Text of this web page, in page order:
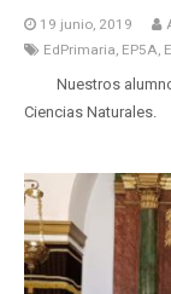
19 junio, 2019
EdPrimaria EP5A
Nuestros alumnos
Ciencias Naturales.